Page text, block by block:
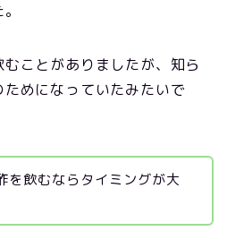
ことがありましたが、知ら
めになっていたみたいで
を飲むならタイミングが大